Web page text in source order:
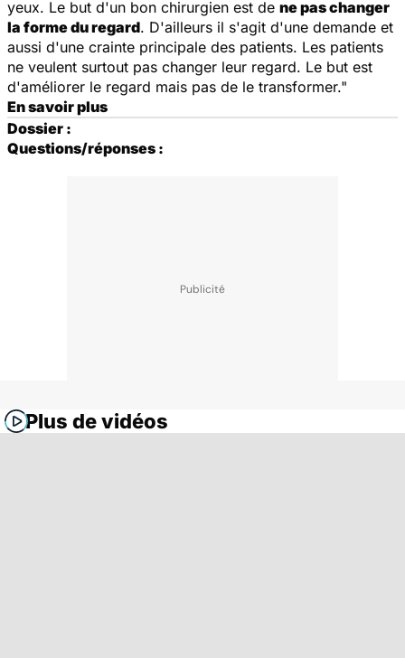
yeux. Le but d'un bon chirurgien est de ne pas changer
la forme du regard. D'ailleurs il s'agit d'une demande et
aussi d'une crainte principale des patients. Les patients
ne veulent surtout pas changer leur regard. Le but est
d'améliorer le regard mais pas de le transformer."
En savoir plus
Dossier :
Questions/réponses :
Plus de vidéos